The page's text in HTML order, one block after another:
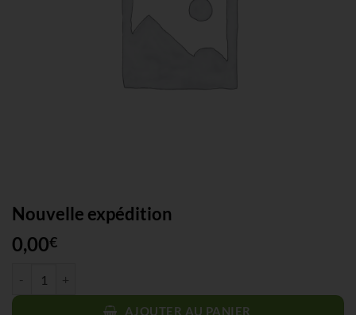
Nouvelle expédition
0,00€
AJOUTER AU PANIER